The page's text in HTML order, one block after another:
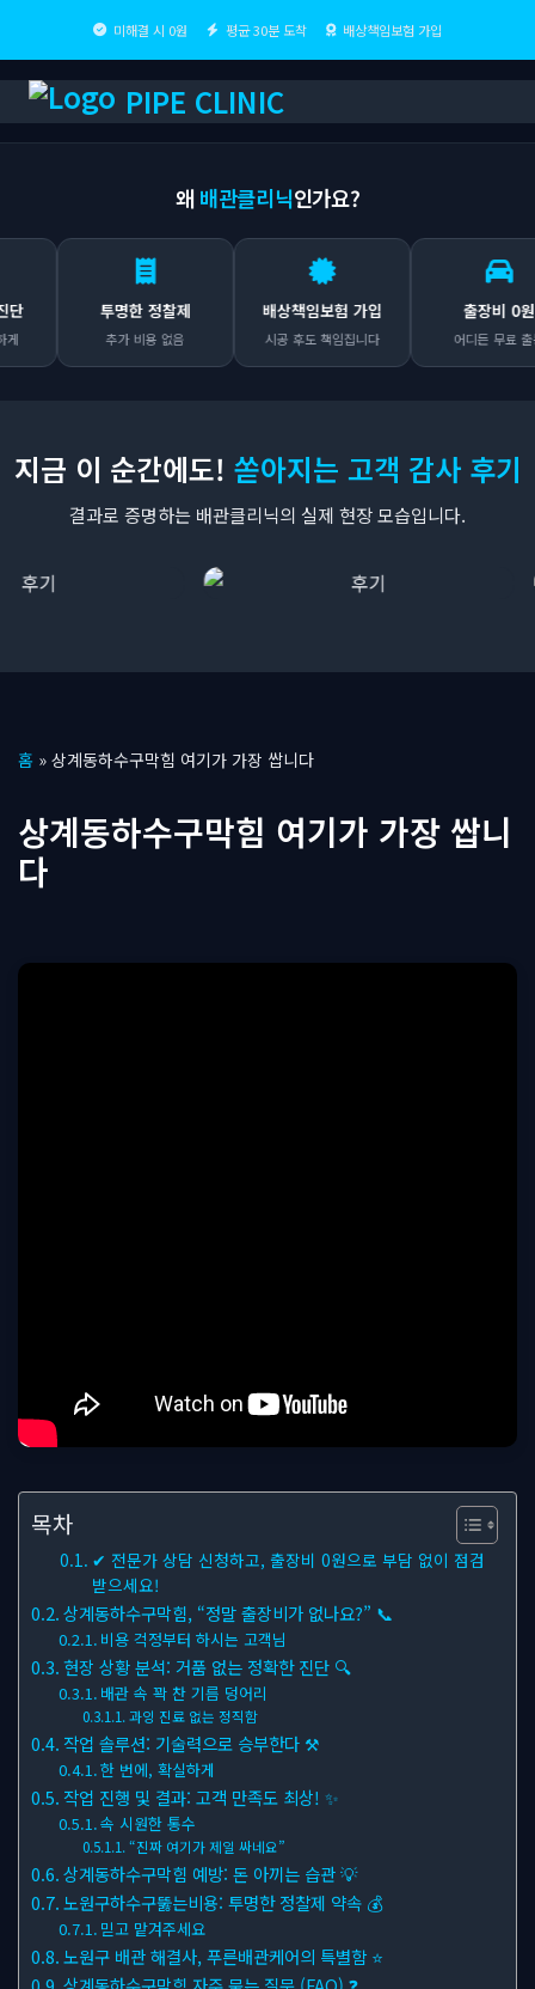
미해결 시 0원 평균 30분 도착 배상책임보험 가입
PIPE CLINIC
왜 배관클리닉인가요?
투명한 정찰제
추가 비용 없음
배상책임보험 가입
시공 후도 책임집니다
출장비 0원
어디든 무료 출동
지금 이 순간에도! 쏟아지는 고객 감사 후기
결과로 증명하는 배관클리닉의 실제 현장 모습입니다.
텐
로
건
기
홈 » 상계동하수구막힘 여기가 가장 쌉니다
상계동하수구막힘 여기가 가장 쌉니
다
목차
✔ 전문가 상담 신청하고, 출장비 0원으로 부담 없이 점검
받으세요!
상계동하수구막힘, “정말 출장비가 없나요?” 📞
비용 걱정부터 하시는 고객님
현장 상황 분석: 거품 없는 정확한 진단 🔍
배관 속 꽉 찬 기름 덩어리
과잉 진료 없는 정직함
작업 솔루션: 기술력으로 승부한다 ⚒
한 번에, 확실하게
작업 진행 및 결과: 고객 만족도 최상! ✨
속 시원한 통수
“진짜 여기가 제일 싸네요”
상계동하수구막힘 예방: 돈 아끼는 습관 💡
노원구하수구뚫는비용: 투명한 정찰제 약속 💰
믿고 맡겨주세요
노원구 배관 해결사, 푸른배관케어의 특별함 ⭐